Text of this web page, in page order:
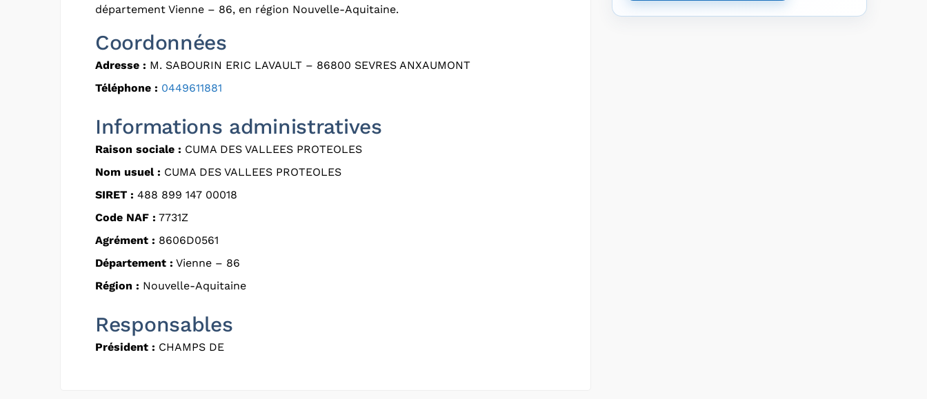
département Vienne – 86, en région Nouvelle-Aquitaine.
Coordonnées
Adresse : M. SABOURIN ERIC LAVAULT – 86800 SEVRES ANXAUMONT
Téléphone : 0449611881
Informations administratives
Raison sociale : CUMA DES VALLEES PROTEOLES
Nom usuel : CUMA DES VALLEES PROTEOLES
SIRET : 488 899 147 00018
Code NAF : 7731Z
Agrément : 8606D0561
Département : Vienne – 86
Région : Nouvelle-Aquitaine
Responsables
Président : CHAMPS DE